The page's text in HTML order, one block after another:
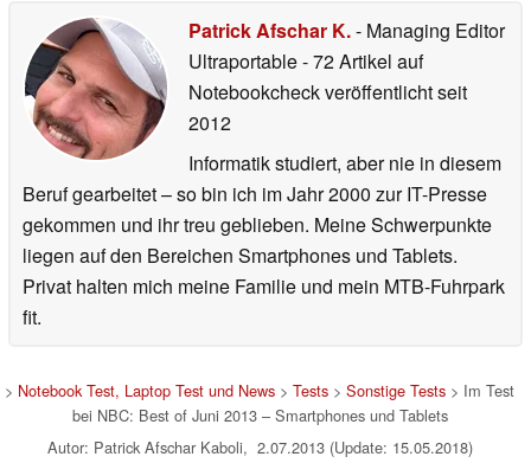
Patrick Afschar K.- Managing Editor
Ultraportable- 72 Artikel auf
Notebookcheck veröffentlichtseit
2012
Informatik studiert, aber nie in diesem
Beruf gearbeitet – so bin ich im Jahr 2000 zur IT-Presse
gekommen und ihr treu geblieben. Meine Schwerpunkte
liegen auf den Bereichen Smartphones und Tablets.
Privat halten mich meine Familie und mein MTB-Fuhrpark
fit.
> Notebook Test, Laptop Test und News > Tests > Sonstige Tests > Im Test
bei NBC: Best of Juni 2013 – Smartphones und Tablets
Autor: Patrick Afschar Kaboli, 2.07.2013 (Update: 15.05.2018)